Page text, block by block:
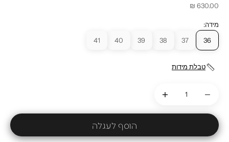
מחיר מבצע
630.00 ₪
מידה:
36
37
38
39
40
41
טבלת מידות
הוסף לעגלה